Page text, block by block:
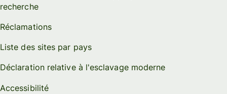
recherche
Réclamations
Liste des sites par pays
Déclaration relative à l'esclavage moderne
Accessibilité